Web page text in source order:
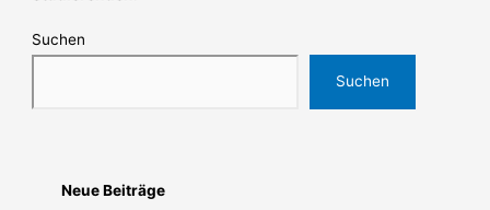
Suchen
Suchen
Neue Beiträge